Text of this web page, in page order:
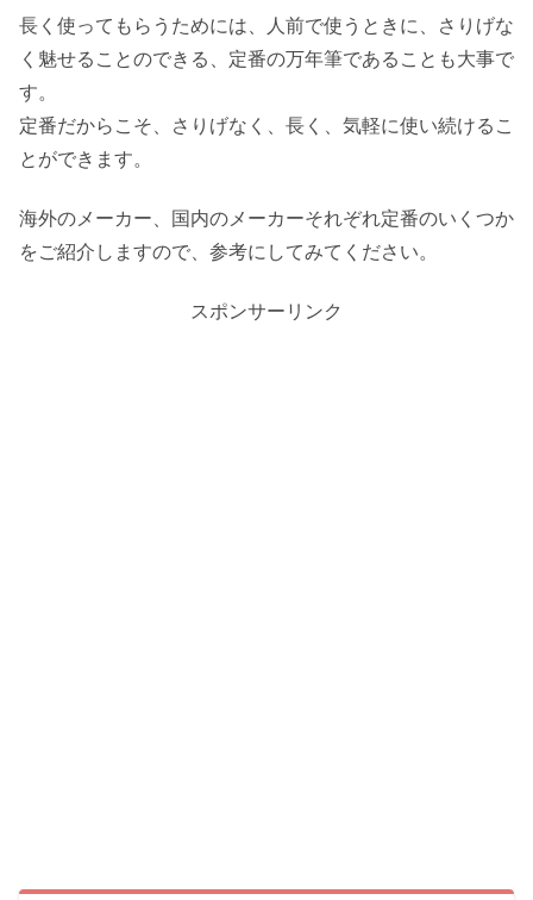
長く使ってもらうためには、人前で使うときに、さりげな
く魅せることのできる、定番の万年筆であることも大事で
す。
定番だからこそ、さりげなく、長く、気軽に使い続けるこ
とができます。
海外のメーカー、国内のメーカーそれぞれ定番のいくつか
をご紹介しますので、参考にしてみてください。
スポンサーリンク